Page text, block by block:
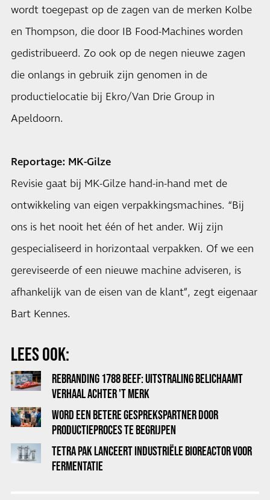
wordt toegepast op de zagen van de merken Kolbe
en Thompson, die door IB Food-Machines worden
gedistribueerd. Zo ook op de negen nieuwe zagen
die onlangs in gebruik zijn genomen in de
productielocatie bij Ekro/Van Drie Group in
Apeldoorn.
Reportage: MK-Gilze
Revisie gaat bij MK-Gilze hand-in-hand met de
ontwikkeling van eigen verpakkingsmachines. “Bij
ons is het nooit het één of het ander. Wij zijn
gespecialiseerd in horizontaal verpakken. Of we een
gereviseerde of een nieuwe machine adviseren, is
afhankelijk van de eisen van de klant”, zegt eigenaar
Bart Kennes.
LEES OOK:
REBRANDING 1788 BEEF: UITSTRALING BELICHAAMT
VERHAAL ACHTER 'T MERK
WORD EEN BETERE GESPREKSPARTNER DOOR
PRODUCTIEPROCES TE BEGRIJPEN
TETRA PAK LANCEERT INDUSTRIËLE BIOREACTOR VOOR
FERMENTATIE